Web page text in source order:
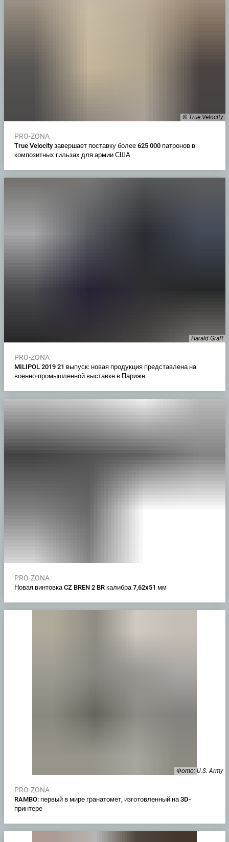
© True Velocity
PRO-ZONA
True Velocity завершает поставку более 625 000 патронов в
композитных гильзах для армии США
Harald Gräff
PRO-ZONA
MILIPOL 2019 21 выпуск: новая продукция представлена на
военно-промышленной выставке в Париже
PRO-ZONA
Новая винтовка CZ BREN 2 BR калибра 7,62x51 мм
Фото: U.S. Army
PRO-ZONA
RAMBO: первый в мире гранатомет, изготовленный на 3D-
принтере